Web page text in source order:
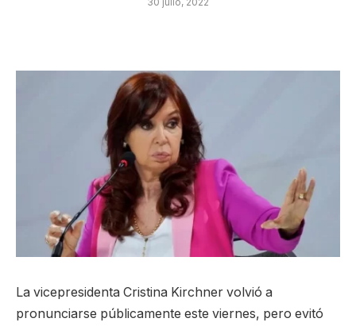
La vicepresidenta Cristina Kirchner volvió a
pronunciarse públicamente este viernes, pero evitó